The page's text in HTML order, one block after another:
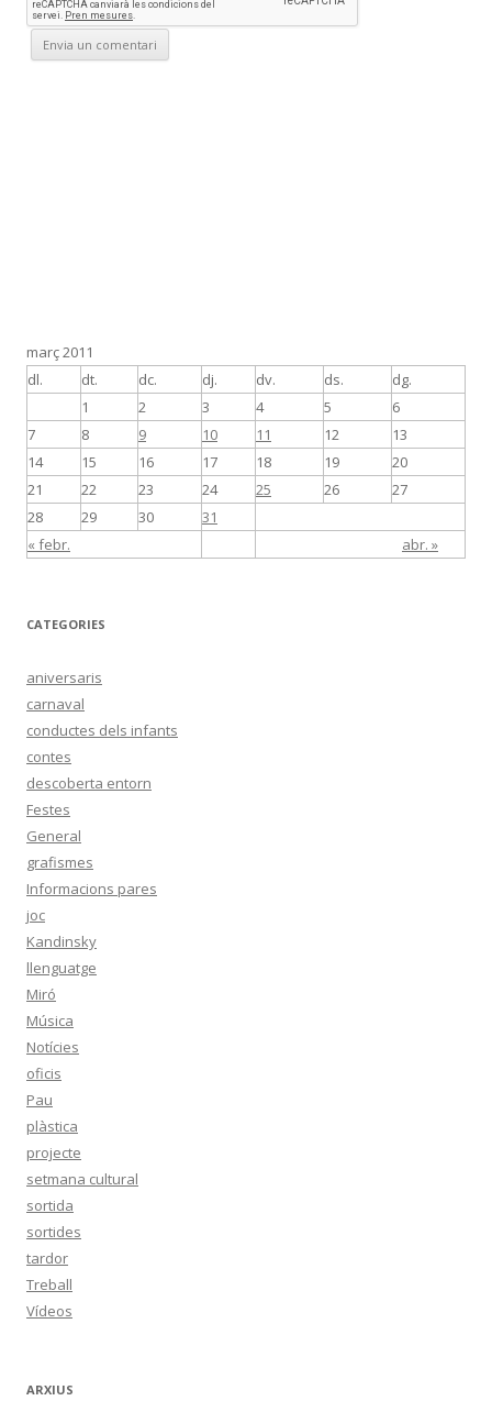
març 2011
dl.
dt. dc. dj. dv. ds. dg.
« febr. abr. »
1 2 3 4 5
6
7
8 9 10 11 12
13
14
15 16 17 18 19
20
21
22 23 24 25 26
27
28
29 30 31
CATEGORIES
aniversaris
carnaval
conductes dels infants
contes
descoberta entorn
Festes
General
grafismes
Informacions pares
joc
Kandinsky
llenguatge
Miró
Música
Notícies
oficis
Pau
plàstica
projecte
setmana cultural
sortida
sortides
tardor
Treball
Vídeos
ARXIUS